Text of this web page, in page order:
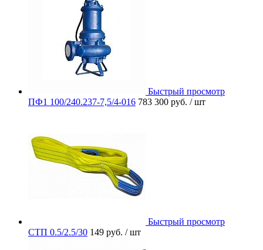
Быстрый просмотр
ПФ1 100/240.237-7,5/4-016 783 300 руб. / шт
Быстрый просмотр
СТП 0.5/2.5/30 149 руб. / шт